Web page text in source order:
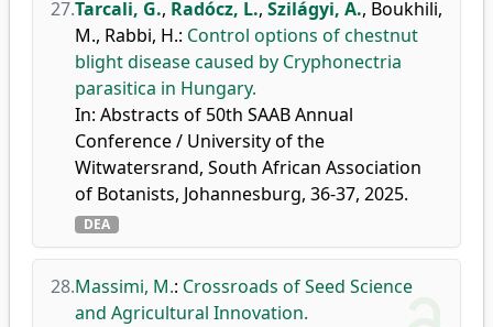
27.Tarcali, G., Radócz, L., Szilágyi, A., Boukhili,
M., Rabbi, H.: Control options of chestnut
blight disease caused by Cryphonectria
parasitica in Hungary.
In: Abstracts of 50th SAAB Annual
Conference / University of the
Witwatersrand, South African Association
of Botanists, Johannesburg, 36-37, 2025.
DEA
28.Massimi, M.: Crossroads of Seed Science
and Agricultural Innovation.